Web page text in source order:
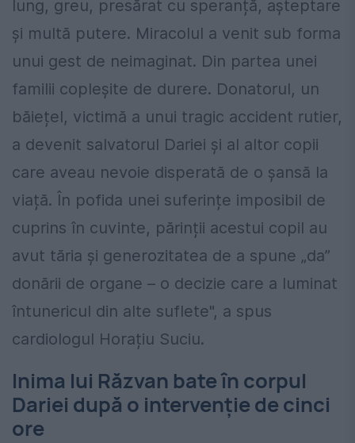
lung, greu, presărat cu speranță, așteptare
și multă putere. Miracolul a venit sub forma
unui gest de neimaginat. Din partea unei
familii copleșite de durere. Donatorul, un
băiețel, victimă a unui tragic accident rutier,
a devenit salvatorul Dariei și al altor copii
care aveau nevoie disperată de o șansă la
viață. În pofida unei suferințe imposibil de
cuprins în cuvinte, părinții acestui copil au
avut tăria și generozitatea de a spune „da”
donării de organe – o decizie care a luminat
întunericul din alte suflete", a spus
cardiologul Horațiu Suciu.
Inima lui Răzvan bate în corpul
Dariei după o intervenție de cinci
ore